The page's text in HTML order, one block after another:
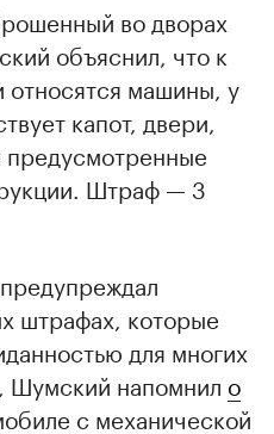
во дворах
объяснил, что к
относятся машины, у
капот, двери,
предусмотренные
Штраф — 3
штрафах, которые
для многих
Шумский напомнил о
с механической